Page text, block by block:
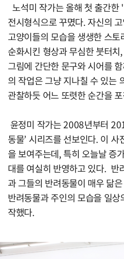
노석미 작가는 올해 첫 출간
전시형식으로 꾸몄다. 자신의
고양이들의 모습을 생생한 스
순화시킨 형상과 무심한 붓터
그림에 간단한 문구와 시어를
의 작업은 그냥 지나칠 수 있는
관찰하듯 어느 또렷한 순간을
윤정미 작가는 2008년부터
동물’ 시리즈를 선보인다. 이
을 보여주는데, 특히 오늘날 증
대를 여실히 반영하고 있다. 반
과 그들의 반려동물이 매우 닮
반려동물과 주인의 모습을 일
작했다.